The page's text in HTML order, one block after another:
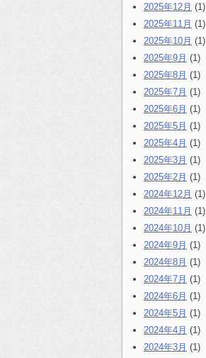
2025年12月 (1)
2025年11月 (1)
2025年10月 (1)
2025年9月 (1)
2025年8月 (1)
2025年7月 (1)
2025年6月 (1)
2025年5月 (1)
2025年4月 (1)
2025年3月 (1)
2025年2月 (1)
2024年12月 (1)
2024年11月 (1)
2024年10月 (1)
2024年9月 (1)
2024年8月 (1)
2024年7月 (1)
2024年6月 (1)
2024年5月 (1)
2024年4月 (1)
2024年3月 (1)